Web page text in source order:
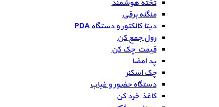
تخته هوشمند
منگنه برقی
دیتا کالکتور و دستگاه PDA
رول جمع کن
قیمت چک کن
پد امضا
چک اسکنر
دستگاه حضور و غیاب
کاغذ خرد کن